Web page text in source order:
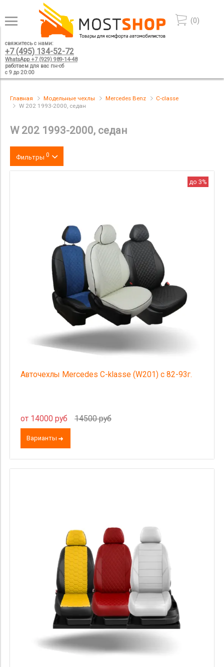
(0)
свяжитесь с нами:
+7 (495) 134-52-72
WhatsApp +7 (929) 989-14-48
работаем для вас пн-сб
с 9 до 20:00
Главная Модельные чехлы Mercedes Benz
C-classe
W 202 1993-2000, седан
W 202 1993-2000, седан
Фильтры 0
Категория Avito
Страна происхождения
до 3%
Авточехлы Mercedes C-klasse (W201) с 82-93г.
от 14000 руб 14500 руб
Варианты